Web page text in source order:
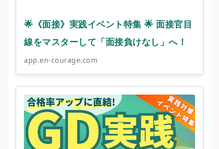
🌟《面接》実践イベント特集 🌟 面接官目
線をマスターして「面接負けなし」へ！
app.en-courage.com